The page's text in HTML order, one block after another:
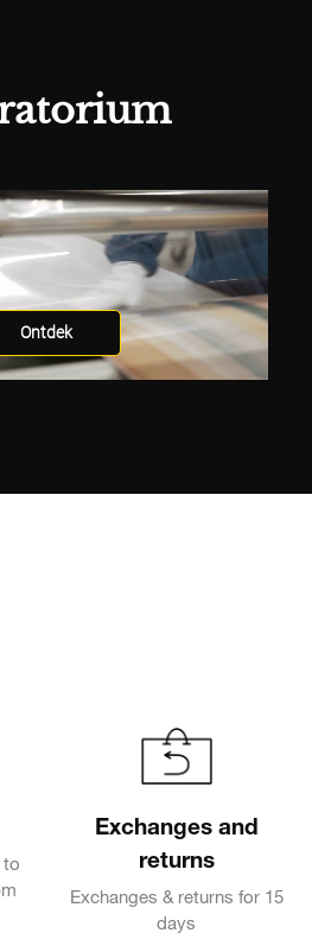
Ontdek
to
Exchanges and
returns
Exchanges & returns for 15
days